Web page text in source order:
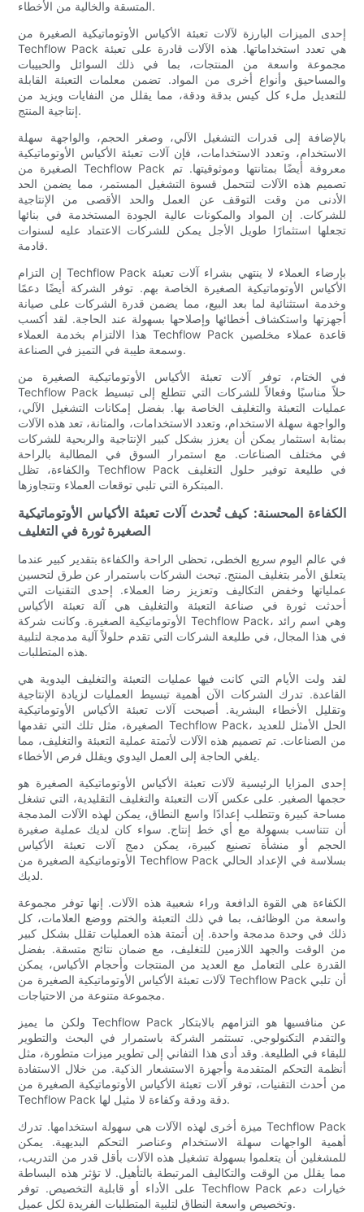
المتسقة والخالية من الأخطاء.
إحدى الميزات البارزة لآلات تعبئة الأكياس الأوتوماتيكية الصغيرة من
Techflow Pack هي تعدد استخداماتها. هذه الآلات قادرة على تعبئة
مجموعة واسعة من المنتجات، بما في ذلك السوائل والحبيبات
والمساحيق وأنواع أخرى من المواد. تضمن معلمات التعبئة القابلة
للتعديل ملء كل كيس بدقة ودقة، مما يقلل من النفايات ويزيد من
إنتاجية المنتج.
بالإضافة إلى قدرات التشغيل الآلي، وصغر الحجم، والواجهة سهلة
الاستخدام، وتعدد الاستخدامات، فإن آلات تعبئة الأكياس الأوتوماتيكية
الصغيرة من Techflow Pack معروفة أيضًا بمتانتها وموثوقيتها. تم
تصميم هذه الآلات لتتحمل قسوة التشغيل المستمر، مما يضمن الحد
الأدنى من وقت التوقف عن العمل والحد الأقصى من الإنتاجية
للشركات. إن المواد والمكونات عالية الجودة المستخدمة في بنائها
تجعلها استثمارًا طويل الأجل يمكن للشركات الاعتماد عليه لسنوات
قادمة.
إن التزام Techflow Pack بإرضاء العملاء لا ينتهي بشراء آلات تعبئة
الأكياس الأوتوماتيكية الصغيرة الخاصة بهم. توفر الشركة أيضًا دعمًا
وخدمة استثنائية لما بعد البيع، مما يضمن قدرة الشركات على صيانة
أجهزتها واستكشاف أخطائها وإصلاحها بسهولة عند الحاجة. لقد أكسب
هذا الالتزام بخدمة العملاء Techflow Pack قاعدة عملاء مخلصين
وسمعة طيبة في التميز في الصناعة.
في الختام، توفر آلات تعبئة الأكياس الأوتوماتيكية الصغيرة من
Techflow Pack حلاً مناسبًا وفعالاً للشركات التي تتطلع إلى تبسيط
عمليات التعبئة والتغليف الخاصة بها. بفضل إمكانات التشغيل الآلي،
والواجهة سهلة الاستخدام، وتعدد الاستخدامات، والمتانة، تعد هذه الآلات
بمثابة استثمار يمكن أن يعزز بشكل كبير الإنتاجية والربحية للشركات
في مختلف الصناعات. مع استمرار السوق في المطالبة بالراحة
والكفاءة، تظل Techflow Pack في طليعة توفير حلول التغليف
المبتكرة التي تلبي توقعات العملاء وتتجاوزها.
الكفاءة المحسنة: كيف تُحدث آلات تعبئة الأكياس الأوتوماتيكية
الصغيرة ثورة في التغليف
في عالم اليوم سريع الخطى، تحظى الراحة والكفاءة بتقدير كبير عندما
يتعلق الأمر بتغليف المنتج. تبحث الشركات باستمرار عن طرق لتحسين
عملياتها وخفض التكاليف وتعزيز رضا العملاء. إحدى التقنيات التي
أحدثت ثورة في صناعة التعبئة والتغليف هي آلة تعبئة الأكياس
الأوتوماتيكية الصغيرة. وكانت شركة Techflow Pack، وهي اسم رائد
في هذا المجال، في طليعة الشركات التي تقدم حلولاً آلية مدمجة لتلبية
هذه المتطلبات.
لقد ولت الأيام التي كانت فيها عمليات التعبئة والتغليف اليدوية هي
القاعدة. تدرك الشركات الآن أهمية تبسيط العمليات لزيادة الإنتاجية
وتقليل الأخطاء البشرية. أصبحت آلات تعبئة الأكياس الأوتوماتيكية
الصغيرة، مثل تلك التي تقدمها Techflow Pack، الحل الأمثل للعديد
من الصناعات. تم تصميم هذه الآلات لأتمتة عملية التعبئة والتغليف، مما
يلغي الحاجة إلى العمل اليدوي ويقلل فرص الأخطاء.
إحدى المزايا الرئيسية لآلات تعبئة الأكياس الأوتوماتيكية الصغيرة هو
حجمها الصغير. على عكس آلات التعبئة والتغليف التقليدية، التي تشغل
مساحة كبيرة وتتطلب إعدادًا واسع النطاق، يمكن لهذه الآلات المدمجة
أن تتناسب بسهولة مع أي خط إنتاج. سواء كان لديك عملية صغيرة
الحجم أو منشأة تصنيع كبيرة، يمكن دمج آلات تعبئة الأكياس
الأوتوماتيكية الصغيرة من Techflow Pack بسلاسة في الإعداد الحالي
لديك.
الكفاءة هي القوة الدافعة وراء شعبية هذه الآلات. إنها توفر مجموعة
واسعة من الوظائف، بما في ذلك التعبئة والختم ووضع العلامات، كل
ذلك في وحدة مدمجة واحدة. إن أتمتة هذه العمليات تقلل بشكل كبير
من الوقت والجهد اللازمين للتغليف، مع ضمان نتائج متسقة. بفضل
القدرة على التعامل مع العديد من المنتجات وأحجام الأكياس، يمكن
لآلات تعبئة الأكياس الأوتوماتيكية الصغيرة من Techflow Pack أن تلبي
مجموعة متنوعة من الاحتياجات.
ولكن ما يميز Techflow Pack عن منافسيها هو التزامهم بالابتكار
والتقدم التكنولوجي. تستثمر الشركة باستمرار في البحث والتطوير
للبقاء في الطليعة. وقد أدى هذا التفاني إلى تطوير ميزات متطورة، مثل
أنظمة التحكم المتقدمة وأجهزة الاستشعار الذكية. من خلال الاستفادة
من أحدث التقنيات، توفر آلات تعبئة الأكياس الأوتوماتيكية الصغيرة من
Techflow Pack دقة ودقة وكفاءة لا مثيل لها.
ميزة أخرى لهذه الآلات هي سهولة استخدامها. تدرك Techflow Pack
أهمية الواجهات سهلة الاستخدام وعناصر التحكم البديهية. يمكن
للمشغلين أن يتعلموا بسهولة تشغيل هذه الآلات بأقل قدر من التدريب،
مما يقلل من الوقت والتكاليف المرتبطة بالتأهيل. لا تؤثر هذه البساطة
على الأداء أو قابلية التخصيص. توفر Techflow Pack خيارات دعم
وتخصيص واسعة النطاق لتلبية المتطلبات الفريدة لكل عميل.